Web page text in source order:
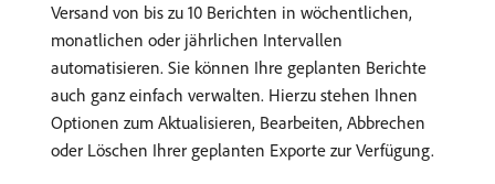
Versand von bis zu 10 Berichten in wöchentlichen,
monatlichen oder jährlichen Intervallen
automatisieren. Sie können Ihre geplanten Berichte
auch ganz einfach verwalten. Hierzu stehen Ihnen
Optionen zum Aktualisieren, Bearbeiten, Abbrechen
oder Löschen Ihrer geplanten Exporte zur Verfügung.